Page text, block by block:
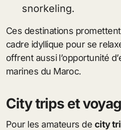
snorkeling.
Ces destinations
cadre idyllique pour se
offrent aussi l’opportunité
marines du Maroc.
City trips et
Pour les amateurs de city